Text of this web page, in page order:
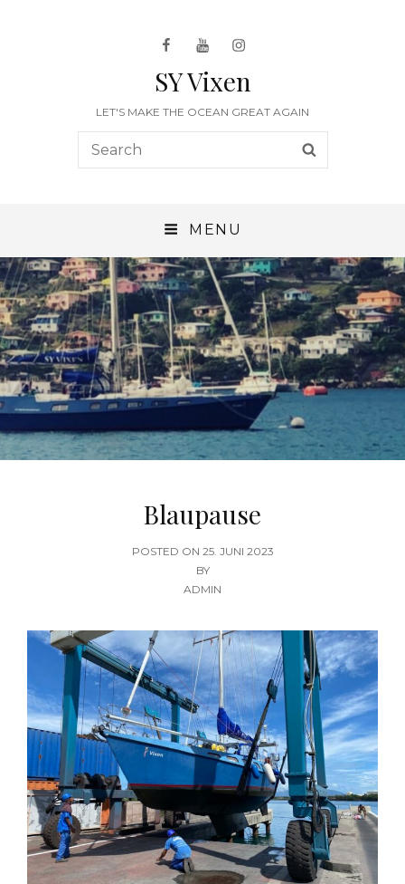
FacebookYoutubeInstagram
SY Vixen
LET'S MAKE THE OCEAN GREAT AGAIN
Search
for:
MENU
Blaupause
POSTED ON POSTED
ON
25. JUNI 2023
BY
ADMIN